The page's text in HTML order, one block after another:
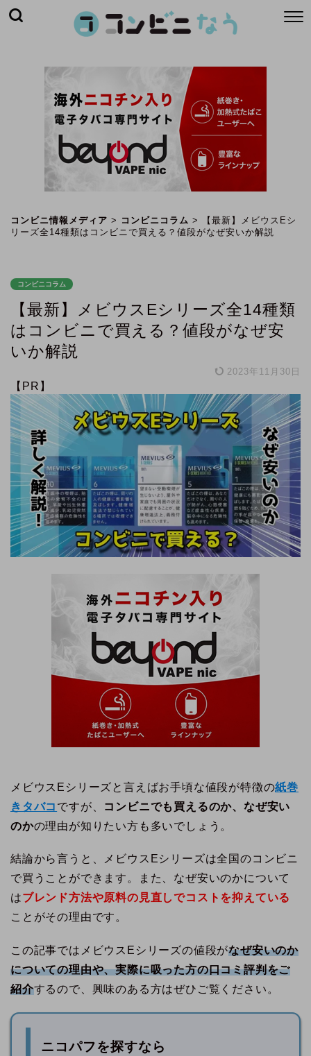
コンビニ情報メディア > コンビニコラム >
【最新】メビウスEシ
リーズ全14種類はコンビニで買える？値段がなぜ安いか解説
コンビニコラム
【最新】メビウスEシリーズ全14種類
はコンビニで買える？値段がなぜ安
いか解説
2023年11月30日
【PR】
メビウスEシリーズと言えばお手頃な値段が特徴の紙巻
きタバコ ですが、 コンビニでも買えるのか、なぜ安い
のかの理由が知りたい方も多いでしょう。
結論から言うと、メビウスEシリーズは全国のコンビニ
で買うことができます。また、なぜ安いのかについて
はブレンド方法や原料の見直しでコストを抑えている
ことがその理由です。
この記事ではメビウスEシリーズの値段がなぜ安いのか
についての理由や、実際に吸った方の口コミ評判をご
紹介するので、興味のある方はぜひご覧ください。
ニコパフを探すなら